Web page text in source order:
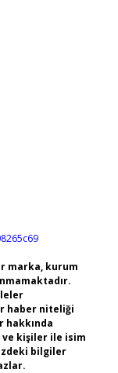
marka, kurum
haber niteliği
hakkında
ve kişiler ile isim
bilgiler